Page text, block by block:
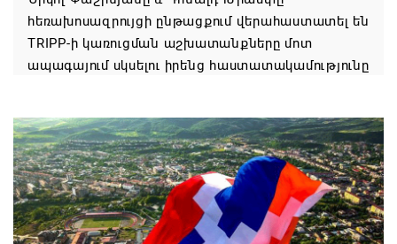
հեռախոսազրույցի ընթացքում վերահաստատել են
TRIPP-ի կառուցման աշխատանքները մոտ
ապագայում սկսելու իրենց հաստատակամությունը
Փաշինյանն ու Ալիևը հեռախոսազրույց են ունեցել․
քննարկվել է TRIPP երթուղու նախագծի
իրականացումը
08.08.2026 12:32